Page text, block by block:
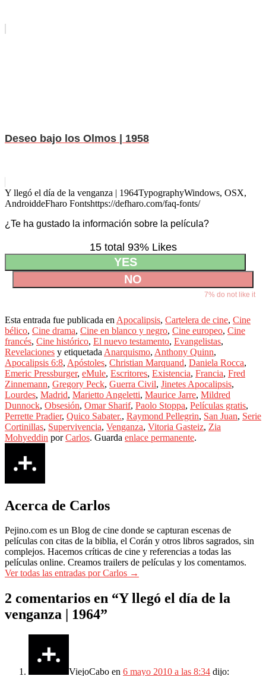
Deseo bajo los Olmos | 1958
Y llegó el día de la venganza | 1964TypographyWindows, OSX,
AndroiddeFharo Fontshttps://defharo.com/faq-fonts/
¿Te ha gustado la información sobre la película?
15 total 93% Likes
YES
NO
7% do not like it
Esta entrada fue publicada en Apocalipsis, Cartelera de cine, Cine
bélico, Cine drama, Cine en blanco y negro, Cine europeo, Cine
francés, Cine histórico, El nuevo testamento, Evangelistas,
Revelaciones y etiquetada Anarquismo, Anthony Quinn,
Apocalipsis 6:8, Apóstoles, Christian Marquand, Daniela Rocca,
Emeric Pressburger, eMule, Escritores, Existencia, Francia, Fred
Zinnemann, Gregory Peck, Guerra Civil, Jinetes Apocalipsis,
Lourdes, Madrid, Marietto Angeletti, Maurice Jarre, Mildred
Dunnock, Obsesión, Omar Sharif, Paolo Stoppa, Películas gratis,
Perrette Pradier, Quico Sabater., Raymond Pellegrin, San Juan, Serie
Cortinillas, Supervivencia, Venganza, Vitoria Gasteiz, Zia
Mohyeddin porCarlos. Guarda enlace permanente.
Acerca de Carlos
Pejino.com es un Blog de cine donde se capturan escenas de
películas con citas de la biblia, el Corán y otros libros sagrados, sin
complejos. Hacemos críticas de cine y referencias a todas las
películas online. Creamos trailers de películas y los comentamos.
Ver todas las entradas por Carlos →
2 comentarios en “Y llegó el día de la
venganza | 1964”
ViejoCabo en 6 mayo 2010 a las 8:34 dijo: